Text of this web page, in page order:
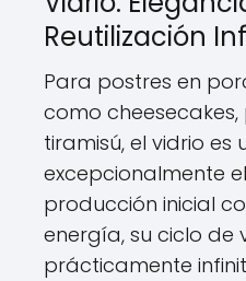
Reutilización
Para postres en
como
tiramisú, el vidrio es
excepcionalmente
producción inicial
energía, su ciclo de
prácticamente